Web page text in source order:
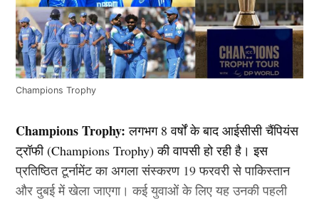
Champions Trophy
Champions Trophy: लगभग 8 वर्षों के बाद आईसीसी चैंपियंस
ट्रॉफी (Champions Trophy) की वापसी हो रही है। इस
प्रतिष्ठित टूर्नामेंट का अगला संस्करण 19 फरवरी से पाकिस्तान
और दुबई में खेला जाएगा। कई युवाओं के लिए यह उनकी पहली